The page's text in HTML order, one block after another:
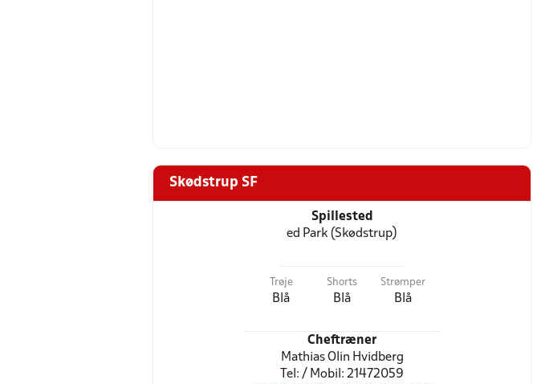
Skødstrup SF
Spillested
ed Park (Skødstrup)
Trøje
Blå
Shorts
Blå
Strømper
Blå
Cheftræner
Mathias Olin Hvidberg
Tel: / Mobil: 21472059